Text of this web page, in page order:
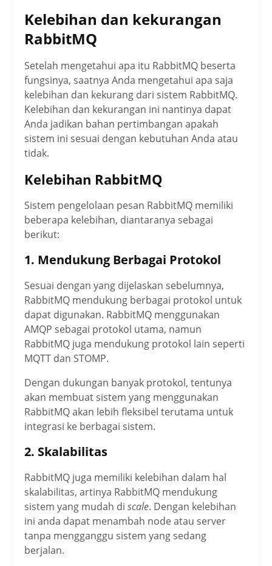
Kelebihan dan kekurangan
RabbitMQ
Setelah mengetahui apa itu RabbitMQ beserta
fungsinya, saatnya Anda mengetahui apa saja
kelebihan dan kekurang dari sistem RabbitMQ.
Kelebihan dan kekurangan ini nantinya dapat
Anda jadikan bahan pertimbangan apakah
sistem ini sesuai dengan kebutuhan Anda atau
tidak.
Kelebihan RabbitMQ
Sistem pengelolaan pesan RabbitMQ memiliki
beberapa kelebihan, diantaranya sebagai
berikut:
1. Mendukung Berbagai Protokol
Sesuai dengan yang dijelaskan sebelumnya,
RabbitMQ mendukung berbagai protokol untuk
dapat digunakan. RabbitMQ menggunakan
AMQP sebagai protokol utama, namun
RabbitMQ juga mendukung protokol lain seperti
MQTT dan STOMP.
Dengan dukungan banyak protokol, tentunya
akan membuat sistem yang menggunakan
RabbitMQ akan lebih fleksibel terutama untuk
integrasi ke berbagai sistem.
2. Skalabilitas
RabbitMQ juga memiliki kelebihan dalam hal
skalabilitas, artinya RabbitMQ mendukung
sistem yang mudah di scale. Dengan kelebihan
ini anda dapat menambah node atau server
tanpa mengganggu sistem yang sedang
berjalan.